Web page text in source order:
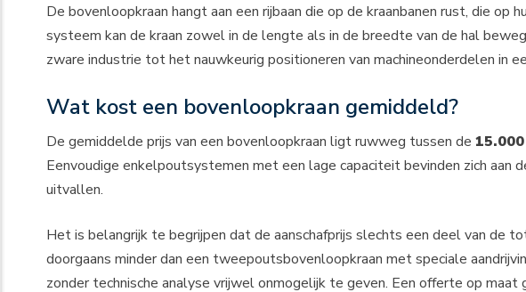
De bovenloopkraan hangt aan een rijbaan die op de kraanbanen rust, die
systeem kan de kraan zowel in de lengte als in de breedte van de hal
zware industrie tot het nauwkeurig positioneren van machineonderdelen in
Wat kost een bovenloopkraan gemiddeld?
De gemiddelde prijs van een bovenloopkraan ligt ruwweg tussen de
Eenvoudige enkelpoutsystemen met een lage capaciteit bevinden zich aan
uitvallen.
Het is belangrijk te begrijpen dat de aanschafprijs slechts een deel van de
doorgaans minder dan een tweepoutsbovenloopkraan met speciale
zonder technische analyse vrijwel onmogelijk te geven. Een offerte op